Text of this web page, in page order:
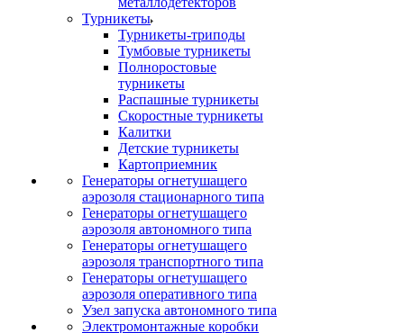
Турникеты
Турникеты-триподы
Тумбовые турникеты
Полноростовые
турникеты
Распашные турникеты
Скоростные турникеты
Калитки
Детские турникеты
Картоприемник
Генераторы огнетушащего
аэрозоля стационарного типа
Генераторы огнетушащего
аэрозоля автономного типа
Генераторы огнетушащего
аэрозоля транспортного типа
Генераторы огнетушащего
аэрозоля оперативного типа
Узел запуска автономного типа
Электромонтажные коробки